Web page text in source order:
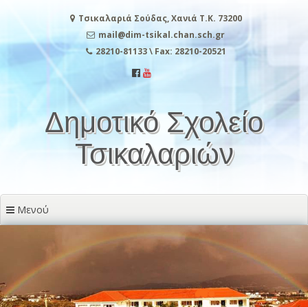
περιεχόμενο
Τσικαλαριά Σούδας, Χανιά Τ.Κ. 73200
mail@dim-tsikal.chan.sch.gr
28210-81133 \ Fax: 28210-20521
Δημοτικό Σχολείο
Τσικαλαριών
Μενού